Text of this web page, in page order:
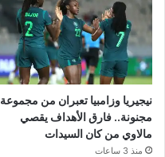
نيجيريا وزامبيا تعبران من مجموعة
مجنونة.. فارق الأهداف يقصي
مالاوي من كان السيدات
منذ 3 ساعات